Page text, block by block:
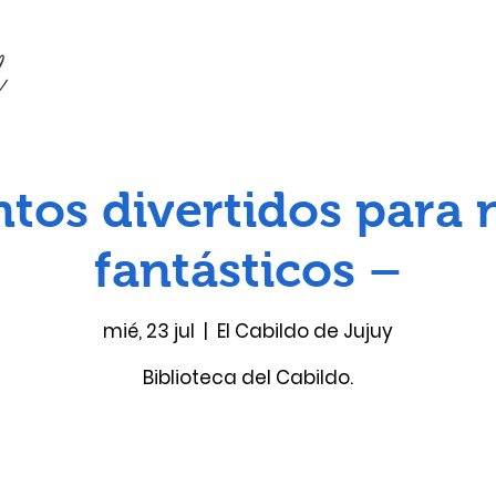
divertidos para
fantásticos –
mié, 23 jul
  |
El Cabildo de Jujuy
Biblioteca del Cabildo.